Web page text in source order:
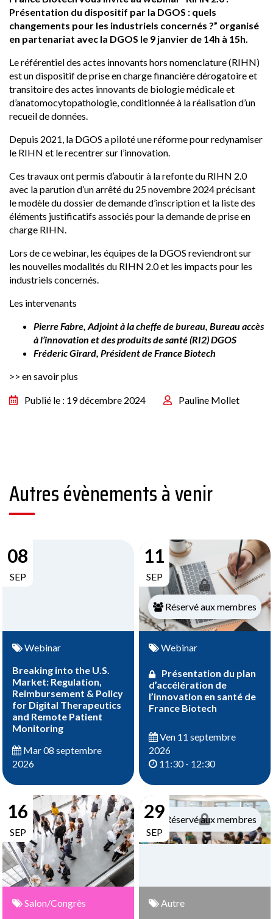
Présentation du dispositif par la DGOS : quels
changements pour les industriels concernés ?” organisé
en partenariat avec la DGOS le 9 janvier de 14h à 15h.
Le référentiel des actes innovants hors nomenclature (RIHN)
est un dispositif de prise en charge financière dérogatoire et
transitoire des actes innovants de biologie médicale et
d’anatomocytopathologie, conditionnée à la réalisation d’un
recueil de données.
Depuis 2021, la DGOS a piloté une réforme pour redynamiser
le RIHN et le recentrer sur l’innovation.
Ces travaux ont permis d’aboutir à la refonte du RIHN 2.0
avec la parution d’un arrêté du 25 novembre 2024 précisant
le modèle du dossier de demande d’inscription et la liste des
éléments justificatifs associés pour la demande de prise en
charge RIHN.
Lors de ce webinar, les équipes de la DGOS reviendront sur
les nouvelles modalités du RIHN 2.0 et les impacts pour les
industriels concernés.
Les intervenants
Pierre Fabre, Adjoint à la cheffe de bureau, Bureau accès
à l’innovation et des produits de santé (RI2) DGOS
Fréderic Girard, Président de France Biotech
>> en savoir plus
Publié le : 19 décembre 2024 Pauline Mollet
Autres évènements à venir
08
SEP
Webinar
Breaking into the U.S.
Market: Regulation,
Reimbursement & Policy
for Digital Therapeutics
and Remote Patient
Monitoring
Mar 08 septembre
2026
11
SEP
Réservé aux membres
Webinar
Présentation du plan
d’accélération de
l’innovation en santé de
France Biotech
Ven 11 septembre
2026
11:30 - 12:30
16
SEP
Salon/Congrès
29
SEP
Réservé aux membres
Autre